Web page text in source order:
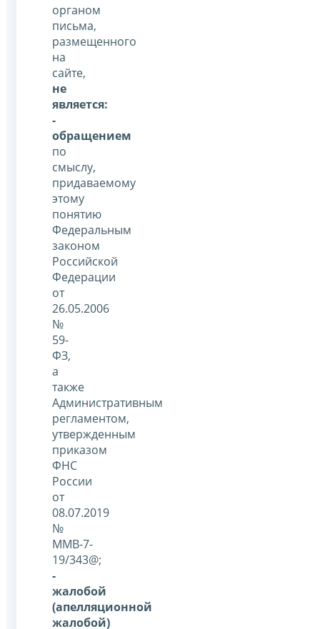
органом
письма,
размещенного
на
сайте,
не
является:
-
обращением
по
смыслу,
придаваемому
этому
понятию
Федеральным
законом
Российской
Федерации
от
26.05.2006
№
59-
ФЗ,
а
также
Административным
регламентом,
утвержденным
приказом
ФНС
России
от
08.07.2019
№
ММВ-7-
19/343@;
-
жалобой
(апелляционной
жалобой)